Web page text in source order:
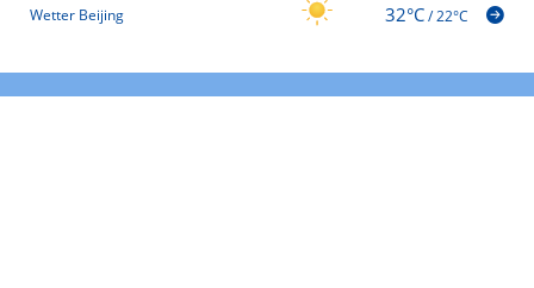
Wetter Beijing 32°C/22°C